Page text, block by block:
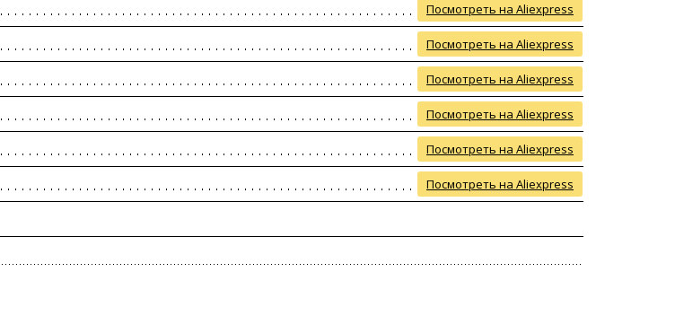
Посмотреть на Aliexpress
Посмотреть на Aliexpress
Посмотреть на Aliexpress
Посмотреть на Aliexpress
Посмотреть на Aliexpress
Посмотреть на Aliexpress